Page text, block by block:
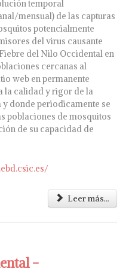
temporal
mensual) de las capturas
potencialmente
del virus causante
del Nilo Occidental en
cercanas al
web en permanente
la calidad y rigor de la
donde periodicamente se
poblaciones de mosquitos
de su capacidad de
Leer más...
-